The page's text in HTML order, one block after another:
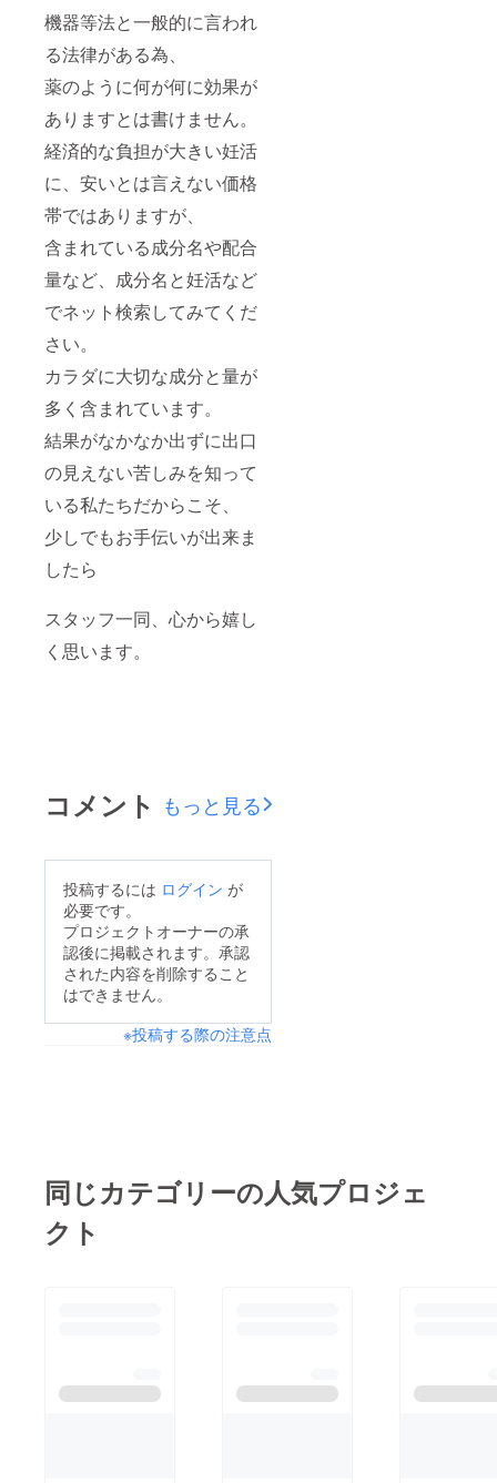
機器等法と一般的に言われ
る法律がある為、
薬のように何が何に効果が
ありますとは書けません。
経済的な負担が大きい妊活
に、安いとは言えない価格
帯ではありますが、
含まれている成分名や配合
量など、成分名と妊活など
でネット検索してみてくだ
さい。
カラダに大切な成分と量が
多く含まれています。
結果がなかなか出ずに出口
の見えない苦しみを知って
いる私たちだからこそ、
少しでもお手伝いが出来ま
したら
スタッフ一同、心から嬉し
く思います。
コメント もっと見る
投稿するには ログイン が
必要です。
プロジェクトオーナーの承
認後に掲載されます。承認
された内容を削除すること
はできません。
※投稿する際の注意点
同じカテゴリーの人気プロジェ
クト